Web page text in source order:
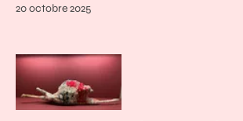
20 octobre 2025